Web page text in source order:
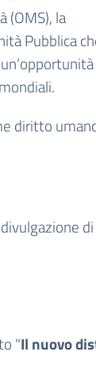
(OMS), la
Pubblica
diritto
"Il nuovo